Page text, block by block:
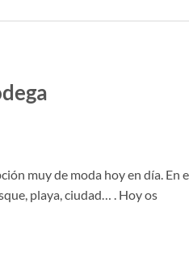
muy de moda hoy en día. En
playa, ciudad… . Hoy os